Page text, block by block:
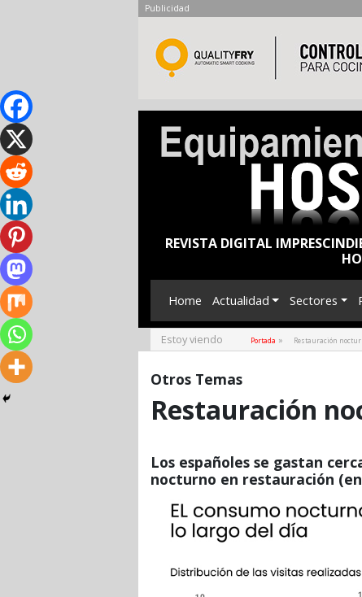
Publicidad
REVISTA DIGITAL
Home Actualidad Sectores
Estoy viendo Portada » Restauración
Otros Temas
Restauración
Los españoles se gastan
nocturno en restauración